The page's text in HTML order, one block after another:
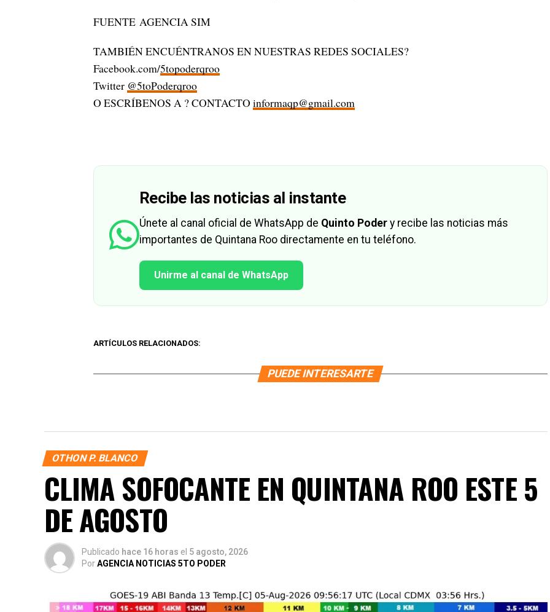
FUENTE AGENCIA SIM
TAMBIÉN ENCUÉNTRANOS EN NUESTRAS REDES SOCIALES?
Facebook.com/5topoderqroo
Twitter @5toPoderqroo
O ESCRÍBENOS A ? CONTACTO informaqp@gmail.com
Recibe las noticias al instante
Únete al canal oficial de WhatsApp de Quinto Poder y recibe las noticias más
importantes de Quintana Roo directamente en tu teléfono.
Unirme al canal de WhatsApp
ARTÍCULOS RELACIONADOS:
PUEDE INTERESARTE
OTHON P. BLANCO
CLIMA SOFOCANTE EN QUINTANA ROO ESTE 5
DE AGOSTO
Publicado hace 16 horas el 5 agosto, 2026
PorAGENCIA NOTICIAS 5TO PODER